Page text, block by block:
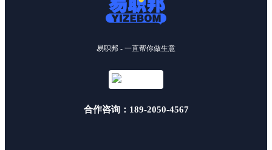
易职邦 - 一直帮你做生意
合作咨询：189-2050-4567